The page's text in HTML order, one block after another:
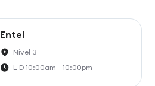
Entel
Nivel 3
L-D 10:00am - 10:00pm